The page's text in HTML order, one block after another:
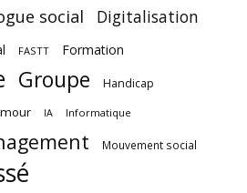
social Digitalisation
FASTT Formation
Groupe Handicap
IA Informatique
Mouvement social